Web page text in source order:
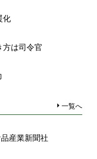
化
方は司令官
一覧へ
産業新聞社